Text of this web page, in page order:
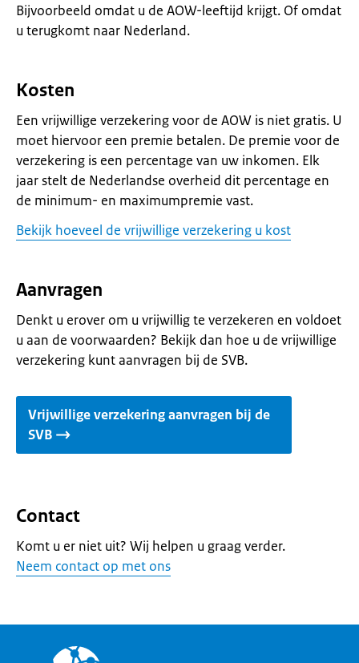
Bijvoorbeeld omdat u de AOW-leeftijd krijgt. Of omdat
u terugkomt naar Nederland.
Kosten
Een vrijwillige verzekering voor de AOW is niet gratis. U
moet hiervoor een premie betalen. De premie voor de
verzekering is een percentage van uw inkomen. Elk
jaar stelt de Nederlandse overheid dit percentage en
de minimum- en maximumpremie vast.
Bekijk hoeveel de vrijwillige verzekering u kost
Aanvragen
Denkt u erover om u vrijwillig te verzekeren en voldoet
u aan de voorwaarden? Bekijk dan hoe u de vrijwillige
verzekering kunt aanvragen bij de SVB.
Vrijwillige verzekering aanvragen bij de
SVB
Contact
Komt u er niet uit? Wij helpen u graag verder.
Neem contact op met ons